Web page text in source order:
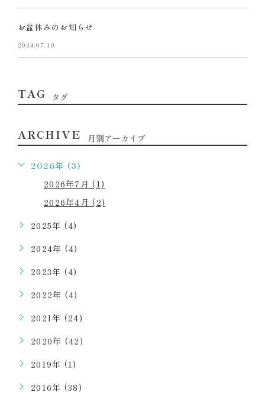
お盆休みのお知らせ
2024.07.10
TAG タグ
ARCHIVE 月別アーカイブ
2026年 (3)
2026年7月 (1)
2026年4月 (2)
2025年 (4)
2024年 (4)
2023年 (4)
2022年 (4)
2021年 (24)
2020年 (42)
2019年 (1)
2016年 (38)